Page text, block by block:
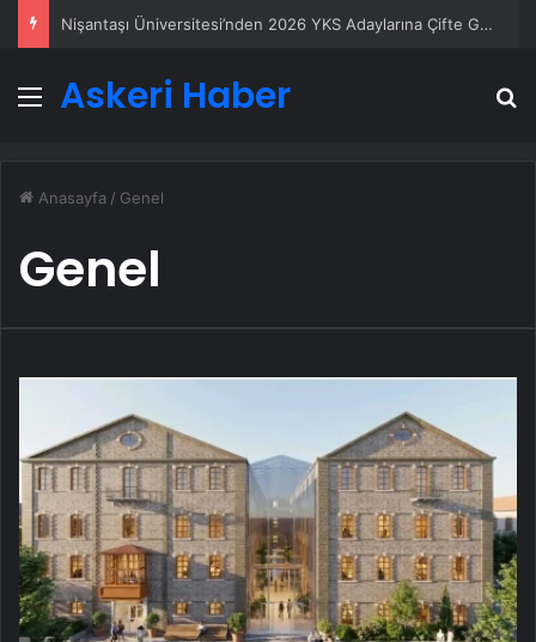
Nişantaşı Üniversitesi’nden 2026 YKS Adaylarına Çifte Güvence: Sabit Ücret ve Kesintisiz Burs
Menü
Askeri Haber
Anasayfa / Genel
Genel